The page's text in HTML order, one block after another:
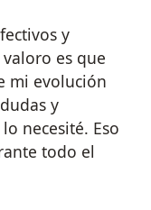
y
es que
mi evolución
y
necesité. Eso
todo el